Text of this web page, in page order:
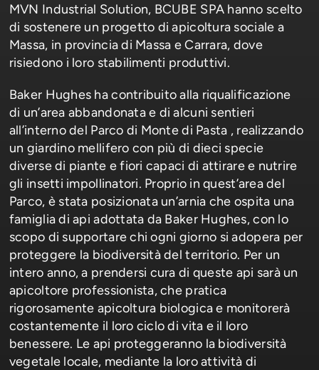
MVN Industrial Solution, BCUBE SPA hanno scelto
di sostenere un progetto di apicoltura sociale a
Massa, in provincia di Massa e Carrara, dove
risiedono i loro stabilimenti produttivi.
Baker Hughes ha contribuito alla riqualificazione
di un’area abbandonata e di alcuni sentieri
all’interno del Parco di Monte di Pasta , realizzando
un giardino mellifero con più di dieci specie
diverse di piante e fiori capaci di attirare e nutrire
gli insetti impollinatori. Proprio in quest’area del
Parco, è stata posizionata un’arnia che ospita una
famiglia di api adottata da Baker Hughes, con lo
scopo di supportare chi ogni giorno si adopera per
proteggere la biodiversità del territorio. Per un
intero anno, a prendersi cura di queste api sarà un
apicoltore professionista, che pratica
rigorosamente apicoltura biologica e monitorerà
costantemente il loro ciclo di vita e il loro
benessere. Le api proteggeranno la biodiversità
vegetale locale, mediante la loro attività di